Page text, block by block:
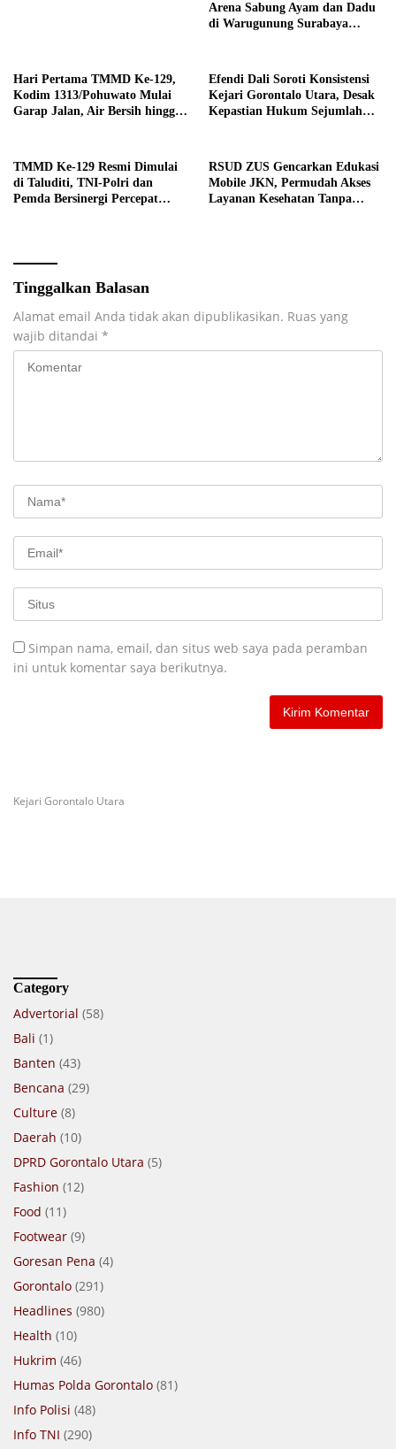
Arena Sabung Ayam dan Dadu
di Warugunung Surabaya
Hari Pertama TMMD Ke-129,
Kodim 1313/Pohuwato Mulai
Garap Jalan, Air Bersih hingga
Efendi Dali Soroti Konsistensi
Kejari Gorontalo Utara, Desak
Kepastian Hukum Sejumlah
TMMD Ke-129 Resmi Dimulai
di Taluditi, TNI-Polri dan
Pemda Bersinergi Percepat
RSUD ZUS Gencarkan Edukasi
Mobile JKN, Permudah Akses
Layanan Kesehatan Tanpa
Tinggalkan Balasan
Alamat email Anda tidak akan dipublikasikan. Ruas yang
wajib ditandai *
Simpan nama, email, dan situs web saya pada peramban
ini untuk komentar saya berikutnya.
Kejari Gorontalo Utara
Category
Advertorial (58)
Bali (1)
Banten (43)
Bencana (29)
Culture (8)
Daerah (10)
DPRD Gorontalo Utara (5)
Fashion (12)
Food (11)
Footwear (9)
Goresan Pena (4)
Gorontalo (291)
Headlines (980)
Health (10)
Hukrim (46)
Humas Polda Gorontalo (81)
Info Polisi (48)
Info TNI (290)